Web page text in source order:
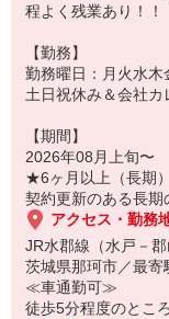
程よく残業あり！！
【勤務】
勤務曜日：月火水木
土日祝休み＆会社カ
【期間】
2026年08月上旬〜
★6ヶ月以上（長期）
契約更新のある長期
アクセス・勤務
JR水郡線（水戸－
茨城県那珂市／最
≪車通勤可≫
徒歩5分程度のとこ